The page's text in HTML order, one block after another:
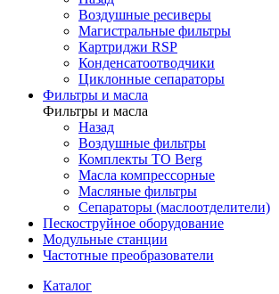
Воздушные ресиверы
Магистральные фильтры
Картриджи RSP
Конденсатоотводчики
Циклонные сепараторы
Фильтры и масла
Фильтры и масла
Назад
Воздушные фильтры
Комплекты ТО Berg
Масла компрессорные
Масляные фильтры
Сепараторы (маслоотделители)
Пескоструйное оборудование
Модульные станции
Частотные преобразователи
Каталог